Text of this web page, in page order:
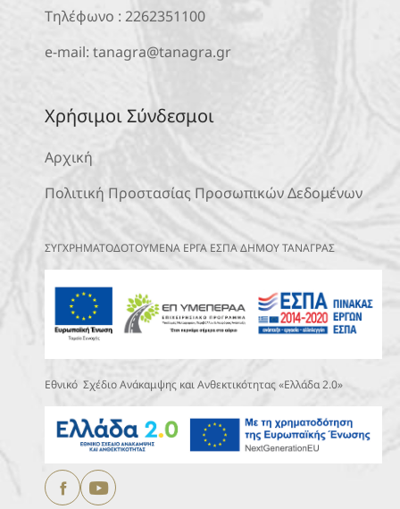
Τηλέφωνο : 2262351100
e-mail: tanagra@tanagra.gr
Χρήσιμοι Σύνδεσμοι
Αρχική
Πολιτική Προστασίας Προσωπικών Δεδομένων
ΣΥΓΧΡΗΜΑΤΟΔΟΤΟΥΜΕΝΑ ΕΡΓΑ ΕΣΠΑ ΔΗΜΟΥ ΤΑΝΑΓΡΑΣ
Εθνικό Σχέδιο Ανάκαμψης και Ανθεκτικότητας «Ελλάδα 2.0»